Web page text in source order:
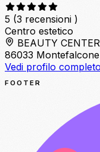
5 (3 recensioni )
Centro estetico
BEAUTY
86033
Vedi profilo completo
FOOTER